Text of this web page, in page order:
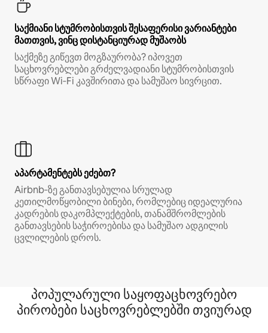
საქმიანი სტუმრობისთვის შესაფერისი ვარიანტები
მათთვის, ვინც დისტანციურად მუშაობს
საქმეზე გიწევთ მოგზაურობა? იპოვეთ
საცხოვრებლები გრძელვადიანი სტუმრობისთვის
სწრაფი Wi‑Fi კავშირითა და სამუშაო სივრცით.
აპარტამენტებს ეძებთ?
Airbnb‑ზე განთავსებულია სრულად
კეთილმოწყობილი ბინები, რომლებიც იდეალურია
კადრების დაკომპლექტების, თანამშრომლების
განთავსების საჭიროებისა და სამუშაო ადგილის
ცვლილების დროს.
პოპულარული საყოფაცხოვრებო
პირობები საცხოვრებლებში თვიურად